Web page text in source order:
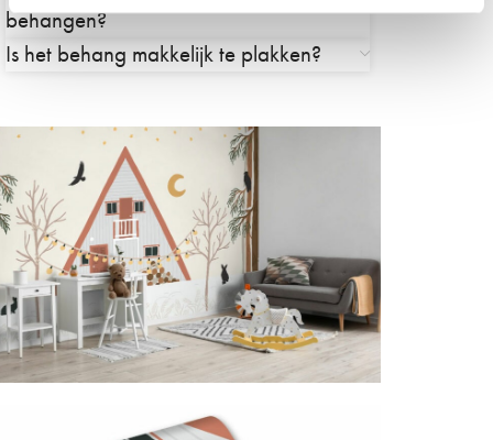
behangen?
Is het behang makkelijk te plakken?